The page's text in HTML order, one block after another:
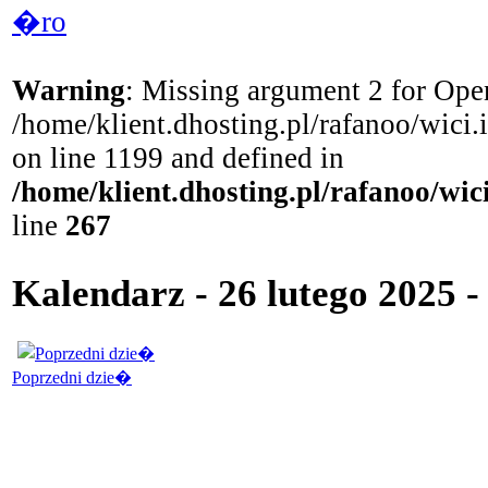
�ro
Warning: Missing argument 2 for
/home/klient.dhosting.pl/rafanoo/
on line 1199 and defined in
/home/klient.dhosting.pl/rafanoo/
line 267
Kalendarz - 26 lutego 2025
Poprzedni dzie�